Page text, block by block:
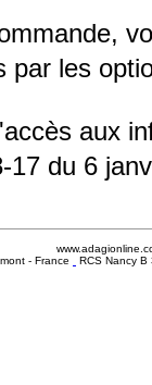
les
aux
du 6
- France
RCS Nancy B